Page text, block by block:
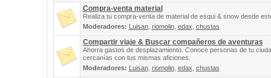
Compra-venta material
Realiza tu compra-venta de material de esqui & snow desde
Moderadores: Luisan, riomolin, edax chustas
Compartir viaje & Buscar compañeros de aventuras
Ahorra gastos de desplazamiento. Conoce personas de tu
cercanías con tus mismas aficiones.
Moderadores: Luisan, riomolin, edax chustas